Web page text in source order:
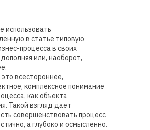
использовать
в статье типовую
процесса в своих
или, наоборот,
всестороннее,
комплексное понимание
как объекта
Такой взгляд дает
совершенствовать процесс
а глубоко и осмысленно.